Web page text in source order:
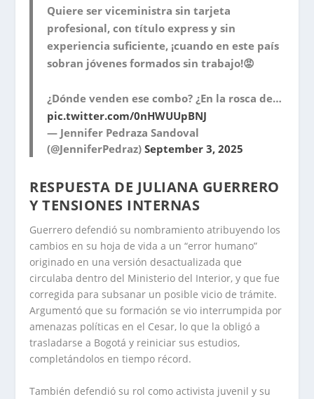
Quiere ser viceministra sin tarjeta
profesional, con título express y sin
experiencia suficiente, ¡cuando en este país
sobran jóvenes formados sin trabajo!😡
¿Dónde venden ese combo? ¿En la rosca de…
pic.twitter.com/0nHWUUpBNJ
— Jennifer Pedraza Sandoval
(@JenniferPedraz)September 3, 2025
RESPUESTA DE JULIANA GUERRERO
Y TENSIONES INTERNAS
Guerrero defendió su nombramiento atribuyendo los
cambios en su hoja de vida a un “error humano”
originado en una versión desactualizada que
circulaba dentro del Ministerio del Interior, y que fue
corregida para subsanar un posible vicio de trámite.
Argumentó que su formación se vio interrumpida por
amenazas políticas en el Cesar, lo que la obligó a
trasladarse a Bogotá y reiniciar sus estudios,
completándolos en tiempo récord.
También defendió su rol como activista juvenil y su